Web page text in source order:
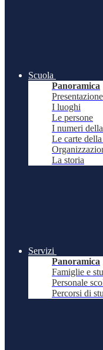
Scuola
Panoramica
Presentazione
I luoghi
Le persone
I numeri
Le carte
La storia
Servizi
Panoramica
Famiglie e
Personale
Percorsi di